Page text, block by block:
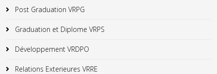
Post Graduation VRPG
Graduation et Diplome VRPS
Développement VRDPO
Relations Exterieures VRRE